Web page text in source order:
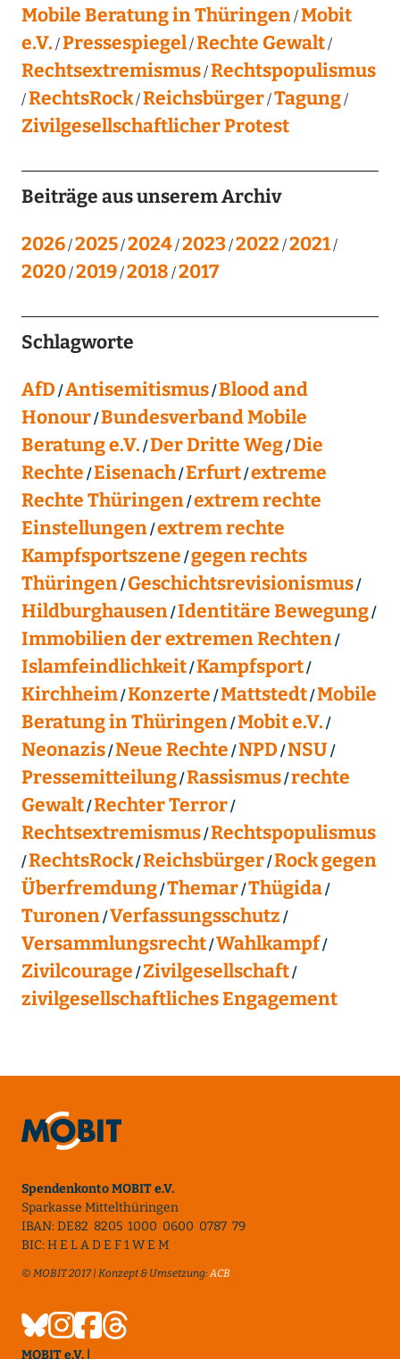
Mobile Beratung in Thüringen Mobit
e.V. Pressespiegel Rechte Gewalt
Rechtsextremismus Rechtspopulismus
RechtsRock Reichsbürger Tagung
Zivilgesellschaftlicher Protest
Beiträge aus unserem Archiv
2026 2025 2024 2023 2022 2021
2020 2019 2018 2017
Schlagworte
AfD Antisemitismus Blood and
Honour Bundesverband Mobile
Beratung e.V. Der Dritte Weg Die
Rechte Eisenach Erfurt extreme
Rechte Thüringen extrem rechte
Einstellungen extrem rechte
Kampfsportszene gegen rechts
Thüringen Geschichtsrevisionismus
Hildburghausen Identitäre Bewegung
Immobilien der extremen Rechten
Islamfeindlichkeit Kampfsport
Kirchheim Konzerte Mattstedt Mobile
Beratung in Thüringen Mobit e.V.
Neonazis Neue Rechte NPD NSU
Pressemitteilung Rassismus rechte
Gewalt Rechter Terror
Rechtsextremismus Rechtspopulismus
RechtsRock Reichsbürger Rock gegen
Überfremdung Themar Thügida
Turonen Verfassungsschutz
Versammlungsrecht Wahlkampf
Zivilcourage Zivilgesellschaft
zivilgesellschaftliches Engagement
Spendenkonto MOBIT e.V.
Sparkasse Mittelthüringen
IBAN: DE82 8205 1000 0600 0787 79
BIC: H E L A D E F 1 W E M
© MOBIT 2017 | Konzept & Umsetzung:ACB
MOBIT e.V. |